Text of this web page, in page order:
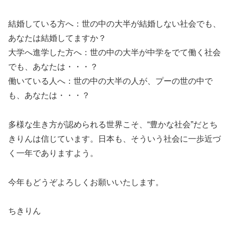
結婚している方へ：世の中の大半が結婚しない社会でも、
あなたは結婚してますか？
大学へ進学した方へ：世の中の大半が中学をでて働く社会
でも、あなたは・・・？
働いている人へ：世の中の大半の人が、プーの世の中で
も、あなたは・・・？
多様な生き方が認められる世界こそ、“豊かな社会”だとち
きりんは信じています。日本も、そういう社会に一歩近づ
く一年でありますよう。
今年もどうぞよろしくお願いいたします。
ちきりん